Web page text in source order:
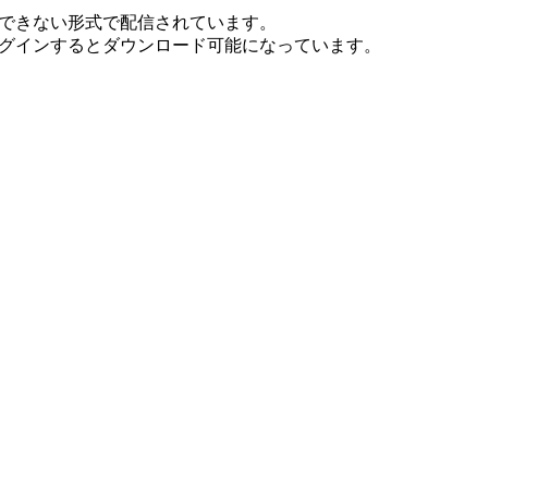
ない形式で配信されています。
ンするとダウンロード可能になっています。